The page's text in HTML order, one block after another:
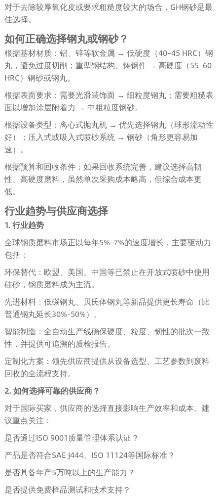
对于去除较厚氧化皮或要求粗糙度较大的场合，GH钢砂是最
佳选择。
如何正确选择钢丸或钢砂？
根据基材材质：铝、锌等软金属 → 低硬度（40–45 HRC）钢
丸，避免过度切削；重型钢结构、铸钢件 → 高硬度（55–60
HRC）钢砂或钢丸。
根据表面要求：需要光滑装饰面 → 细粒度钢丸；需要粗糙表
面以增加涂层附着力 → 中粗粒度钢砂。
根据设备类型：离心式抛丸机 → 优先选择钢丸（球形流动性
好）；压入式或吸入式喷砂系统 → 钢砂（角形更容易加
速）。
根据预算和回收条件：如果回收系统完善，建议选择高韧
性、高硬度磨料，虽然单次采购成本略高，但综合成本更
低。
行业趋势与供应商选择
1. 行业趋势
全球钢质磨料市场正以每年5%-7%的速度增长，主要驱动力
包括：
环保替代：欧盟、美国、中国等已禁止在开放式喷砂中使用
硅砂，钢质磨料成为主流。
先进材料：低碳钢丸、贝氏体钢丸等新品提供更长寿命（比
普通钢丸延长30%-50%）。
智能制造：全自动生产线确保硬度、粒度、韧性的批次一致
性，并提供可追溯的质检报告。
定制化方案：领先供应商提供从设备选型、工艺参数到废料
回收的全流程支持。
2. 如何选择可靠的供应商？
对于国际买家，供应商的选择直接影响生产效率和成本。建
议重点关注：
是否通过ISO 9001质量管理体系认证？
产品是否符合SAE J444、ISO 11124等国际标准？
是否具备年产5万吨以上的生产能力？
是否提供免费样品测试和技术支持？